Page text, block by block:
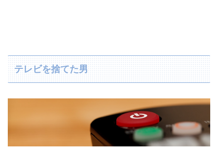
テレビを捨てた男